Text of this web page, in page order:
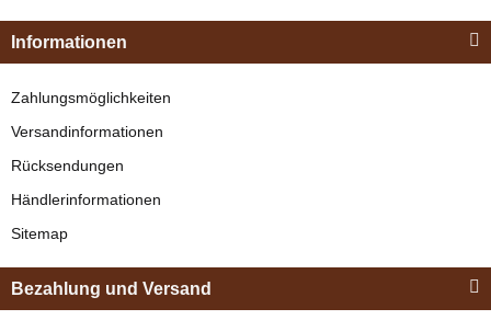
"Shettyglück"
Braun
329,00 €*
Informationen
Zahlungsmöglichkeiten
Versandinformationen
Rücksendungen
Händlerinformationen
Sitemap
Bezahlung und Versand